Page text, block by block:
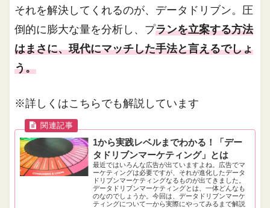
それを解決してくれるのが、データドリブン。圧
倒的に膨大な量を分析し、プランを立案する方法
はまさに、現代にマッチした手法と言えるでしょ
う。
※詳しくはこちらでも解説しています
1から実践レベルまでわかる！「デー
タドリブンマーケティング」とは
最近ではいろんな広告が出ていますよね。広告でマ
ーケティングは必要ですが、それが進化したデータ
ドリブンマーケティングなるものが出てきました。
データドリブンマーケティングとは、一体どんなも
のなのでしょうか。今回は、データドリブンマーケ
ティングについて一から実際にやってみるまで解説